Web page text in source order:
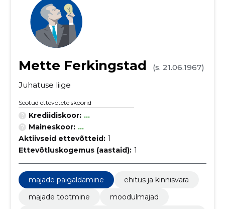
Mette Ferkingstad
(s. 21.06.1967)
Juhatuse liige
Seotud ettevõtete skoorid
Krediidiskoor: ...
Maineskoor: ...
Aktiivseid ettevõtteid: 1
Ettevõtluskogemus (aastaid): 1
majade paigaldamine
ehitus ja kinnisvara
majade tootmine
moodulmajad